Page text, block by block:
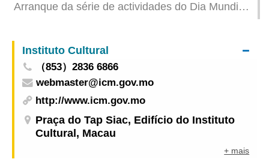
Arranque da série de actividades do Dia Mundial
Instituto Cultural
（853）2836 6866
webmaster@icm.gov.mo
http://www.icm.gov.mo
Praça do Tap Siac, Edifício do Instituto
Cultural, Macau
+ mais